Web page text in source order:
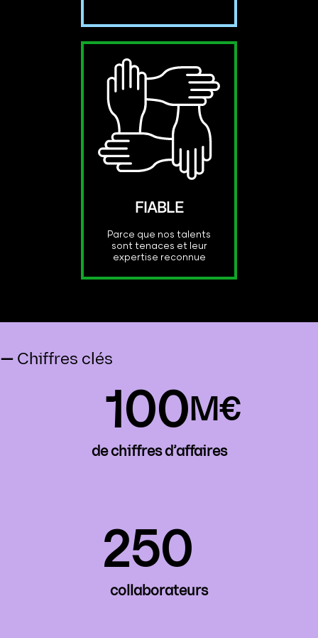
FIABLE
Parce que nos talents
sont tenaces et leur
expertise reconnue
— Chiffres clés
100M€
de chiffres d’affaires
250
collaborateurs